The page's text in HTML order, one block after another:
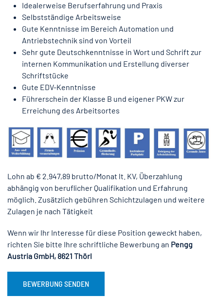
Idealerweise Berufserfahrung und Praxis
Selbstständige Arbeitsweise
Gute Kenntnisse im Bereich Automation und
Antriebstechnik sind von Vorteil
Sehr gute Deutschkenntnisse in Wort und Schrift zur
internen Kommunikation und Erstellung diverser
Schriftstücke
Gute EDV-Kenntnisse
Führerschein der Klasse B und eigener PKW zur
Erreichung des Arbeitsortes
Lohn ab € 2.947,89 brutto/Monat lt. KV, Überzahlung
abhängig von beruflicher Qualifikation und Erfahrung
möglich. Zusätzlich gebühren Schichtzulagen und weitere
Zulagen je nach Tätigkeit
Wenn wir Ihr Interesse für diese Position geweckt haben,
richten Sie bitte Ihre schriftliche Bewerbung an Pengg
Austria GmbH, 8621 Thörl
BEWERBUNG SENDEN